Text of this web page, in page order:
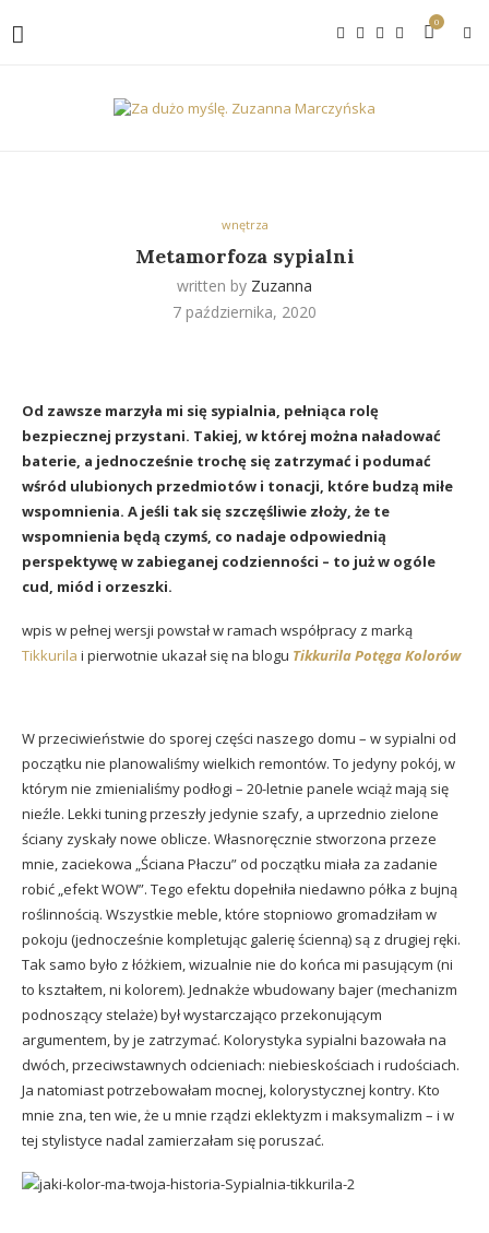
0
wnętrza
Metamorfoza sypialni
written by Zuzanna
7 października, 2020
Od zawsze marzyła mi się sypialnia, pełniąca rolę
bezpiecznej przystani. Takiej, w której można naładować
baterie, a jednocześnie trochę się zatrzymać i podumać
wśród ulubionych przedmiotów i tonacji, które budzą miłe
wspomnienia. A jeśli tak się szczęśliwie złoży, że te
wspomnienia będą czymś, co nadaje odpowiednią
perspektywę w zabieganej codzienności – to już w ogóle
cud, miód i orzeszki.
wpis w pełnej wersji powstał w ramach współpracy z marką
Tikkurila i pierwotnie ukazał się na blogu Tikkurila Potęga Kolorów
W przeciwieństwie do sporej części naszego domu – w sypialni od
początku nie planowaliśmy wielkich remontów. To jedyny pokój, w
którym nie zmienialiśmy podłogi – 20-letnie panele wciąż mają się
nieźle. Lekki tuning przeszły jedynie szafy, a uprzednio zielone
ściany zyskały nowe oblicze. Własnoręcznie stworzona przeze
mnie, zaciekowa „Ściana Płaczu” od początku miała za zadanie
robić „efekt WOW”. Tego efektu dopełniła niedawno półka z bujną
roślinnością. Wszystkie meble, które stopniowo gromadziłam w
pokoju (jednocześnie kompletując galerię ścienną) są z drugiej ręki.
Tak samo było z łóżkiem, wizualnie nie do końca mi pasującym (ni
to kształtem, ni kolorem). Jednakże wbudowany bajer (mechanizm
podnoszący stelaże) był wystarczająco przekonującym
argumentem, by je zatrzymać. Kolorystyka sypialni bazowała na
dwóch, przeciwstawnych odcieniach: niebieskościach i rudościach.
Ja natomiast potrzebowałam mocnej, kolorystycznej kontry. Kto
mnie zna, ten wie, że u mnie rządzi eklektyzm i maksymalizm – i w
tej stylistyce nadal zamierzałam się poruszać.